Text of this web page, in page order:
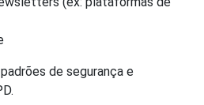
de segurança e